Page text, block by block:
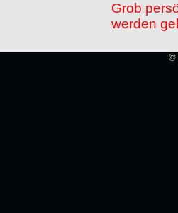
Grob
werden
©